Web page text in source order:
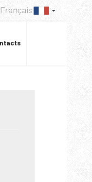
Français